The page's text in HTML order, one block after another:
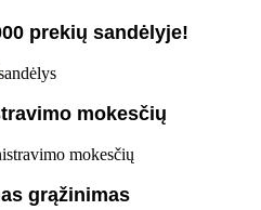
prekių sandėlyje!
mokesčių
grąžinimas